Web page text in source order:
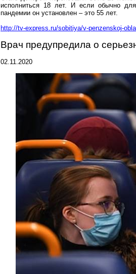
исполниться 18 лет. И если обычно
пандемии он установлен – это 55 лет.
http://tv-express.ru/sobitiya/v-penzenskoj-
Врач предупредила о
02.11.2020